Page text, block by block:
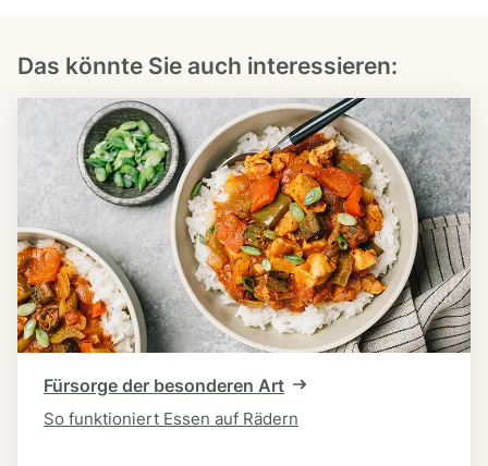
Das könnte Sie auch interessieren:
Fürsorge der besonderen Art
So funktioniert Essen auf Rädern